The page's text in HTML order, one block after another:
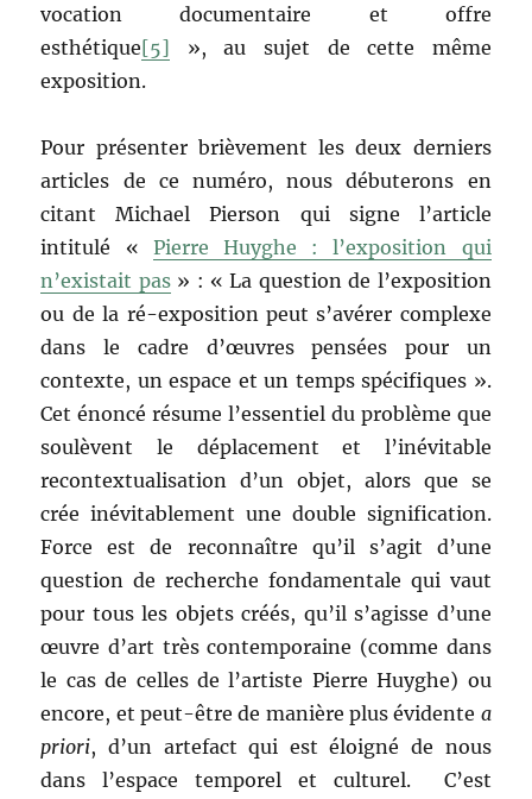
vocation documentaire et offre
esthétique[5] », au sujet de cette même
exposition.
Pour présenter brièvement les deux derniers
articles de ce numéro, nous débuterons en
citant Michael Pierson qui signe l’article
intitulé « Pierre Huyghe : l’exposition qui
n’existait pas» : « La question de l’exposition
ou de la ré-exposition peut s’avérer complexe
dans le cadre d’œuvres pensées pour un
contexte, un espace et un temps spécifiques ».
Cet énoncé résume l’essentiel du problème que
soulèvent le déplacement et l’inévitable
recontextualisation d’un objet, alors que se
crée inévitablement une double signification.
Force est de reconnaître qu’il s’agit d’une
question de recherche fondamentale qui vaut
pour tous les objets créés, qu’il s’agisse d’une
œuvre d’art très contemporaine (comme dans
le cas de celles de l’artiste Pierre Huyghe) ou
encore, et peut-être de manière plus évidente a
priori, d’un artefact qui est éloigné de nous
dans l’espace temporel et culturel. C’est